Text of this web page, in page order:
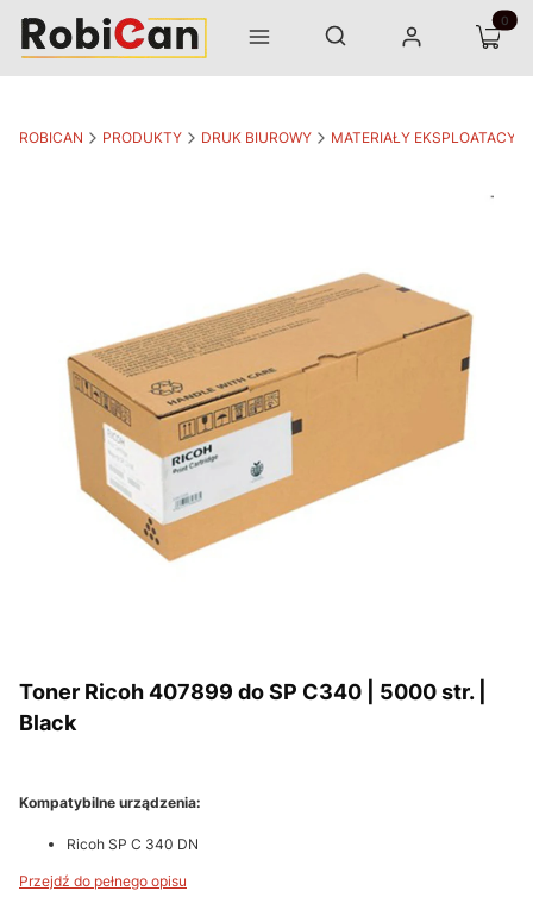
Menu Otwórz wyszukiwarkę
Szukaj Zaloguj się Koszyk
ROBICAN PRODUKTY DRUK BIUROWY MATERIAŁY
Toner Ricoh 407899 do SP C340 | 5000 str. |
Black
Kompatybilne urządzenia:
Ricoh SP C 340 DN
Przejdź do pełnego opisu